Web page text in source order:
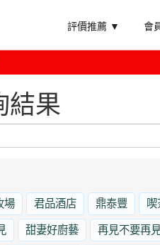
評價推薦 ▼ 會
結果
場 君品酒店 鼎泰豐
甜妻好廚藝 再見不要再